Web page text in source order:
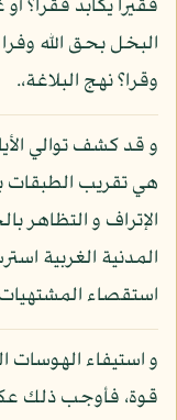
فقيرا يكابد فقرا؟
البخل بحق الله
وقرا؟ نهج البلاغة،.
و قد كشف توالي
هي تقريب الطبقات
الإتراف و التظاهر
المدنية الغربية
استقصاء المشتهيات
و استيفاء الهوسات
قوة، فأوجب ذلك